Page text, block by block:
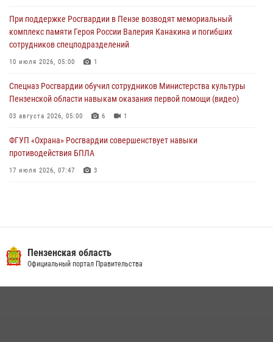
службы
03 августа 2026, 05:15
Спецназ Росгвардии обучил сотрудников Министерства культуры
03 августа 2026, 05:00 1
При поддержке Росгвардии в Пензе возводят мемориальный
комплекс памяти Героя России Валерия Канакина и погибших
сотрудников спецподразделений
10 июля 2026, 05:00 1
Спецназ Росгвардии обучил сотрудников Министерства культуры
Пензенской области навыкам оказания первой помощи (видео)
03 августа 2026, 05:00 6 1
ФГУП «Охрана» Росгвардии совершенствует навыки
противодействия БПЛА
17 июля 2026, 07:47 3
Пензенский спецназ Росгвардии готовит студентов к окружному
этапу «Зарницы 2.0» (видео)
Пензенская область
Официальный портал Правительства